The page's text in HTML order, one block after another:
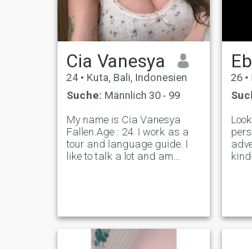
Cia Vanesya
24 • Kuta, Bali, Indonesien
Suche: Männlich 30 - 99
My name is Cia Vanesya
Fallen.Age : 24. I work as a
tour and language guide. I
like to talk a lot and am
want. Negative is m
26 •
are